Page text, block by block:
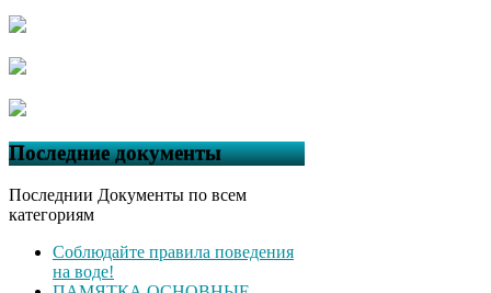
Последние документы
Последнии Документы по всем
категориям
Соблюдайте правила поведения
на воде!